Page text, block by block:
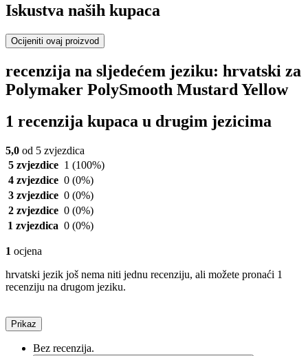
Iskustva naših kupaca
Ocijeniti ovaj proizvod
recenzija na sljedećem jeziku: hrvatski za
Polymaker PolySmooth Mustard Yellow
1 recenzija kupaca u drugim jezicima
5,0 od 5 zvjezdica
5 zvjezdice 1 (100%)
4 zvjezdice 0 (0%)
3 zvjezdice 0 (0%)
2 zvjezdice 0 (0%)
1 zvjezdica 0 (0%)
1 ocjena
hrvatski jezik još nema niti jednu recenziju, ali možete pronaći 1
recenziju na drugom jeziku.
Prikaz
Bez recenzija.